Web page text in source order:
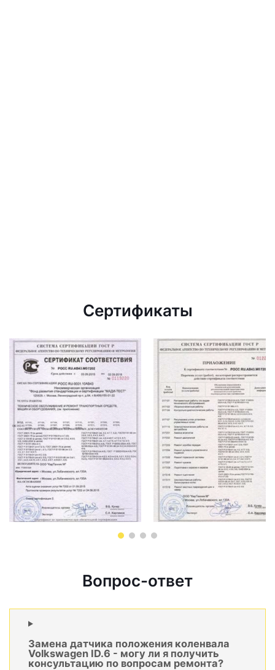
Сертификаты
Вопрос-ответ
Замена датчика положения коленвала
Volkswagen ID.6 - могу ли я получить
консультацию по вопросам ремонта?